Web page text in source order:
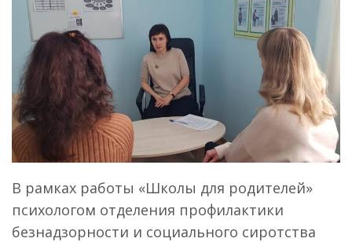
В рамках работы «Школы для родителей»
психологом отделения профилактики
безнадзорности и социального сиротства